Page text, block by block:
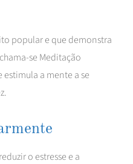
popular e que demonstra
se Meditação
a mente a se
o estresse e a